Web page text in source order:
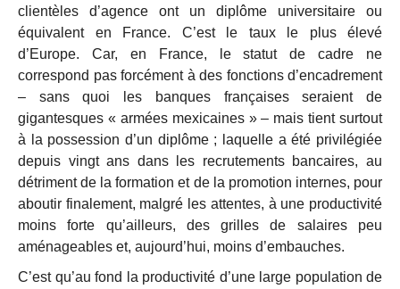
clientèles d’agence ont un diplôme universitaire ou
équivalent en France. C’est le taux le plus élevé
d’Europe. Car, en France, le statut de cadre ne
correspond pas forcément à des fonctions d’encadrement
– sans quoi les banques françaises seraient de
gigantesques « armées mexicaines » – mais tient surtout
à la possession d’un diplôme ; laquelle a été privilégiée
depuis vingt ans dans les recrutements bancaires, au
détriment de la formation et de la promotion internes, pour
aboutir finalement, malgré les attentes, à une productivité
moins forte qu’ailleurs, des grilles de salaires peu
aménageables et, aujourd’hui, moins d’embauches.
C’est qu’au fond la productivité d’une large population de